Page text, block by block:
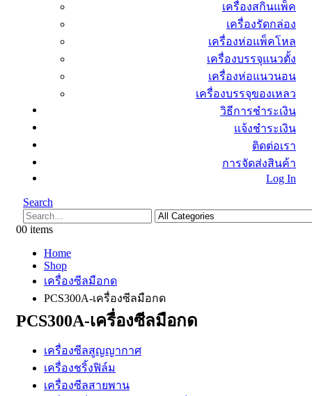
เครื่องสกินแพ็ค
เครื่องรัดกล่อง
เครื่องห่อแพ็คโหล
เครื่องบรรจุแนวตั้ง
เครื่องห่อแนวนอน
เครื่องบรรจุของเหลว
วิธีการชำระเงิน
แจ้งชำระเงิน
ติดต่อเรา
การจัดส่งสินค้า
Log In
Search
00 items
Home
Shop
เครื่องซีลมือกด
PCS300A-เครื่องซีลมือกด
PCS300A-เครื่องซีลมือกด
เครื่องซีลสูญญากาศ
เครื่องชริ้งฟิล์ม
เครื่องซีลสายพาน